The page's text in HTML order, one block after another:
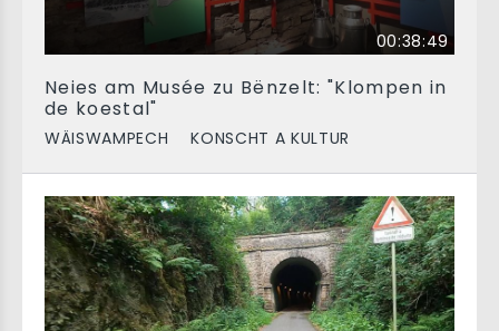
00:38:49
Neies am Musée zu Bënzelt: "Klompen in
de koestal"
WÄISWAMPECH KONSCHT A KULTUR